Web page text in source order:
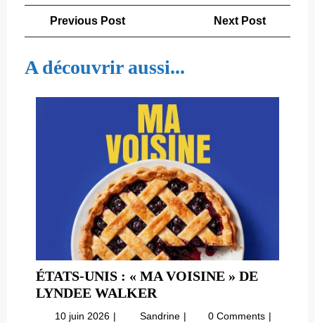
Navigation
de
l’article
Previous PostPrevious
Next Post
A découvrir aussi...
ÉTATS-UNIS : « MA VOISINE » DE
LYNDEE WALKER
UNIS
10 juin 2026 10
Sandrine États- 0 Comments